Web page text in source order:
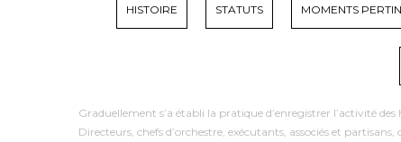
HISTOIRE STATUTS MOMENTS
Graduellement s’a établi la pratique d’enregistrer l’activité
Directeurs, chefs d’orchestre, exécutants, associés et